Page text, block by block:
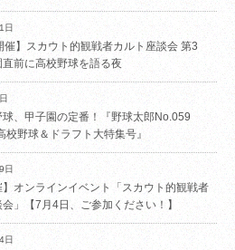
日
催】スカウト的観戦者カルト座談会 第3
直前に高校野球を語る夜
球、甲子園の定番！『野球太郎No.059
校野球＆ドラフト大特集号』
日
】オンラインイベント「スカウト的観戦者
」【7月4日、ご参加ください！】
日